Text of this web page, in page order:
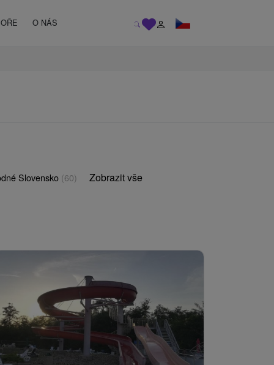
O NÁS
Slovensko (60) Zobrazit vše